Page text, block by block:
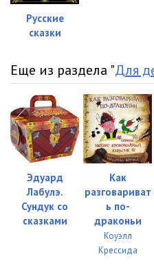
Русские
сказки
Еще из раздела "Для
Эдуард
Лабулэ.
Сундук со
сказками
Как
разговариват
ь по-
драконьи
Коуэлл
Крессида